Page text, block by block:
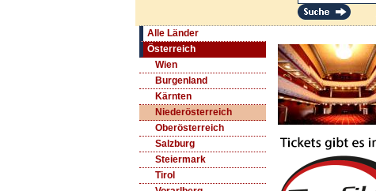
Alle Länder
Österreich
Wien
Burgenland
Kärnten
Niederösterreich
Oberösterreich
Salzburg
Steiermark
Tirol